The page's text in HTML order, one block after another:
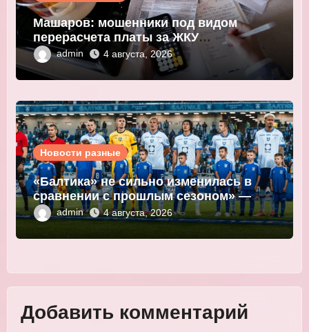
Машаров: мошенники под видом
перерасчета платы за ЖКУ
выманивают персональные данные
admin 4 августа, 2026
Новости разные
«Балтика» не сильно изменилась в
сравнении с прошлым сезоном» —
Морadmin 4 августа, 2026
Добавить комментарий